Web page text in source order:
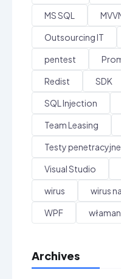
MS SQL
Outsourcing IT
pentest
Redist
SDK
SQL Injection
Team Leasing
Testy penetracyjne
Visual Studio
wirus
wirus
WPF
Archives